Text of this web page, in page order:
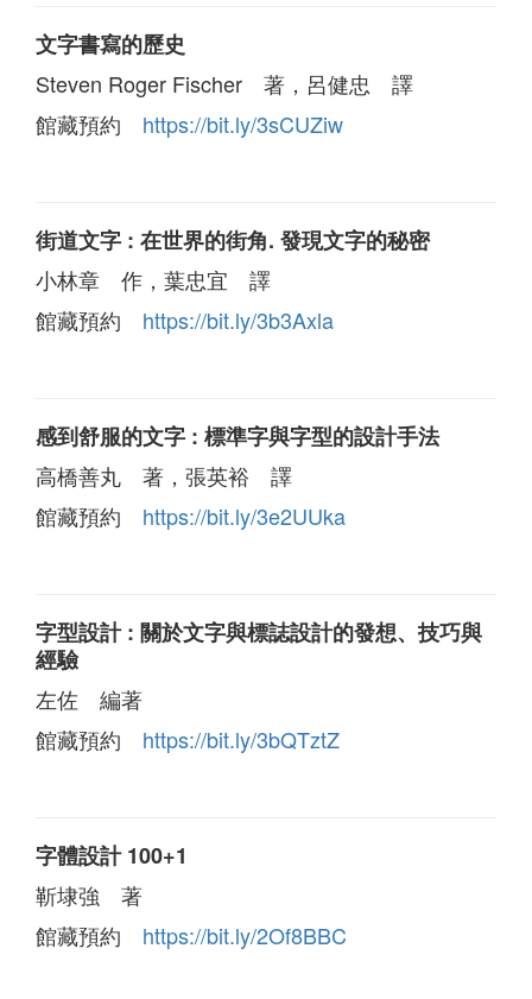
文字書寫的歷史
Steven Roger Fischer 著，呂健忠 譯
館藏預約 https://bit.ly/3sCUZiw
街道文字 : 在世界的街角. 發現文字的秘密
小林章 作，葉忠宜 譯
館藏預約 https://bit.ly/3b3Axla
感到舒服的文字 : 標準字與字型的設計手法
高橋善丸 著，張英裕 譯
館藏預約 https://bit.ly/3e2UUka
字型設計 : 關於文字與標誌設計的發想、技巧與
經驗
左佐 編著
館藏預約 https://bit.ly/3bQTztZ
字體設計 100+1
靳埭強 著
館藏預約 https://bit.ly/2Of8BBC